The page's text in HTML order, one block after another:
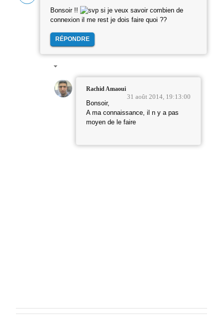
Bonsoir !!
si je veux savoir combien de
connexion il me rest je dois faire quoi ??
RÉPONDRE
Rachid Amaoui
31 août 2014, 19:13:00
Bonsoir,
A ma connaissance, il n y a pas
moyen de le faire